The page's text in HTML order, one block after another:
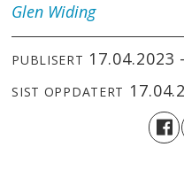
Glen Widing
PUBLISERT 17.04.2023
SIST OPPDATERT